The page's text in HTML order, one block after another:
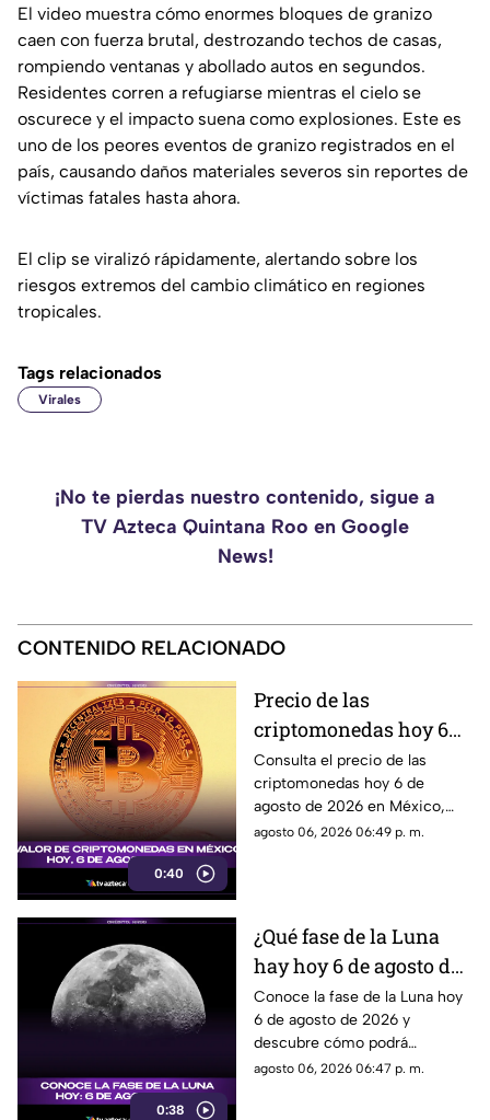
El video muestra cómo enormes bloques de granizo
caen con fuerza brutal, destrozando techos de casas,
rompiendo ventanas y abollado autos en segundos.
Residentes corren a refugiarse mientras el cielo se
oscurece y el impacto suena como explosiones. Este es
uno de los peores eventos de granizo registrados en el
país, causando daños materiales severos sin reportes de
víctimas fatales hasta ahora.
El clip se viralizó rápidamente, alertando sobre los
riesgos extremos del cambio climático en regiones
tropicales.
Tags relacionados
Virales
¡No te pierdas nuestro contenido, sigue a
TV Azteca Quintana Roo en Google
News!
CONTENIDO RELACIONADO
0:40
Precio de las
criptomonedas hoy 6
de agosto de 2026 en
México: Bitcoin,
Ethereum y más
Consulta el precio de las
criptomonedas hoy 6 de
agosto de 2026 en México,
con las cotizaciones de
agosto 06, 2026 06:49 p. m.
0:38
¿Qué fase de la Luna
hay hoy 6 de agosto de
2026? Descubre cómo
se verá el satélite esta
noche
Conoce la fase de la Luna hoy
6 de agosto de 2026 y
descubre cómo podrá
observarse el satélite natural
agosto 06, 2026 06:47 p. m.